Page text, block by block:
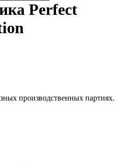
Perfect
производственных партиях.